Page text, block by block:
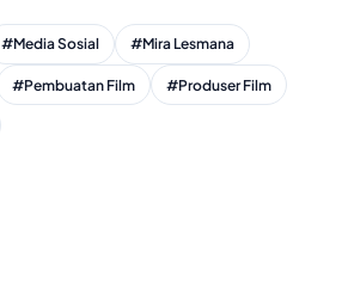
#Media Sosial #Mira Lesmana
#Pembuatan Film #Produser Film